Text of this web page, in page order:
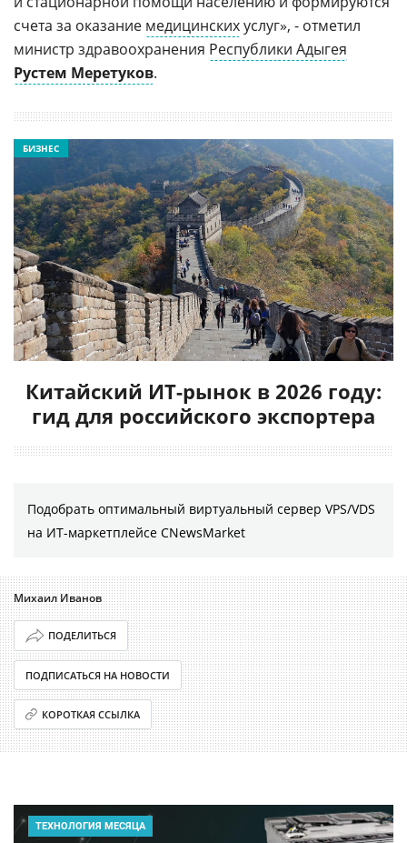
счета за оказание медицинскихуслуг», - отметил
министр здравоохранения Республики Адыгея
Рустем Меретуков.
Китайский ИТ-рынок в 2026 году:
гид для российского экспортера
БИЗНЕС
Подобрать оптимальный виртуальный сервер VPS/VDS
на ИТ-маркетплейсе CNewsMarket
Михаил Иванов
ПОДЕЛИТЬСЯ
ПОДПИСАТЬСЯ НА НОВОСТИ
КОРОТКАЯ ССЫЛКА
ТЕХНОЛОГИЯ МЕСЯЦА